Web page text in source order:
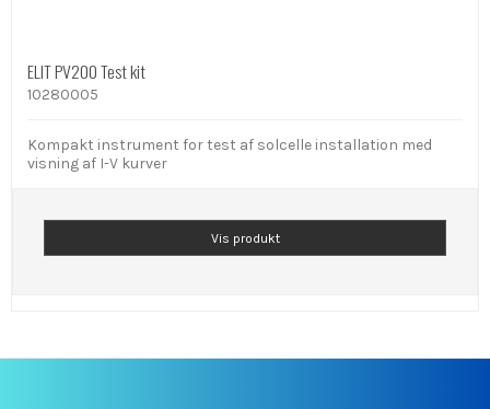
ELIT PV200 Test kit
10280005
Kompakt instrument for test af solcelle installation med
visning af I-V kurver
Vis produkt